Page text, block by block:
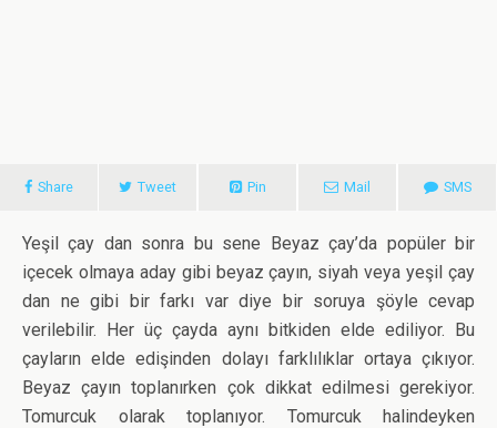
Share Tweet Pin Mail SMS
Yeşil çay dan sonra bu sene Beyaz çay’da popüler bir
içecek olmaya aday gibi beyaz çayın, siyah veya yeşil çay
dan ne gibi bir farkı var diye bir soruya şöyle cevap
verilebilir. Her üç çayda aynı bitkiden elde ediliyor. Bu
çayların elde edişinden dolayı farklılıklar ortaya çıkıyor.
Beyaz çayın toplanırken çok dikkat edilmesi gerekiyor.
Tomurcuk olarak toplanıyor. Tomurcuk halindeyken